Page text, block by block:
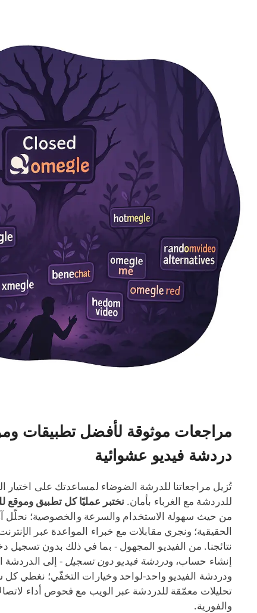
مراجعات موثوقة لأفضل تطبيقات
دردشة فيديو عشوائية
تُزيل مراجعاتنا للدرشة الضوضاء لمساعدتك على اختيار
للدردشة مع الغرباء بأمان. نختبر عمليًا كل تطبيق وموقع
من حيث سهولة الاستخدام والسرعة والخصوصية؛ نحلّل
الحقيقية؛ ونجري مقابلات مع خبراء المواعدة عبر
نتائجنا. من الفيديو المجهول - بما في ذلك بدون تسجيل
إنشاء حساب، ودردشة فيديو دون تسجيل - إلى الدردشة
ودردشة الفيديو واحد‑لواحد وخيارات التخفّي؛ نغطي
والفورية.